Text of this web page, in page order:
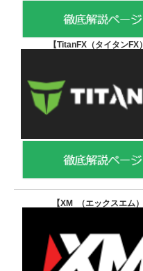
【TitanFX（タイタンFX）
【XM （エックスエム）